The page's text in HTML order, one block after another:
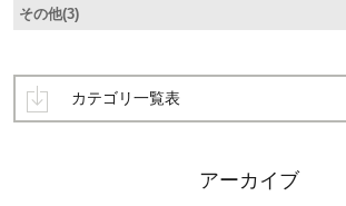
その他(3)
カテゴリ一覧表
アーカイブ